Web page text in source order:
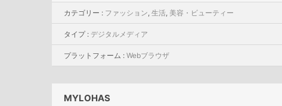
カテゴリー : ファッション, 生活, 美容・ビューティー
タイプ : デジタルメディア
プラットフォーム : Webブラウザ
MYLOHAS